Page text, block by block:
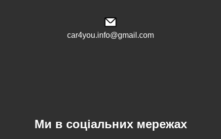
car4you.info@gmail.com
Ми в соціальних мережах